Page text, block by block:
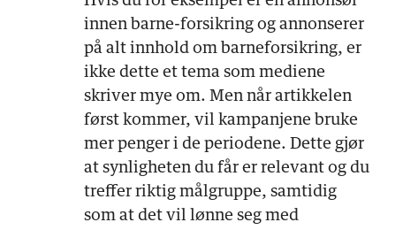
innen barne-forsikring og annonserer
på alt innhold om barneforsikring, er
ikke dette et tema som mediene
skriver mye om. Men når artikkelen
først kommer, vil kampanjene bruke
mer penger i de periodene. Dette gjør
at synligheten du får er relevant og du
treffer riktig målgruppe, samtidig
som at det vil lønne seg med